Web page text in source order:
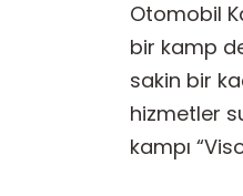
Otomobil
bir kamp
sakin bir
hizmetler
kampı